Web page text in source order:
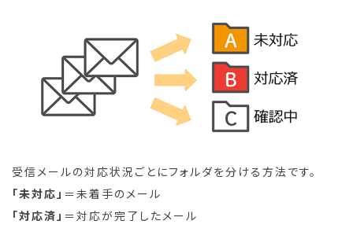
受信メールの対応状況ごとにフォルダを分ける方法です。
「未対応」 ＝未着手のメール
「対応済」 ＝対応が完了したメール